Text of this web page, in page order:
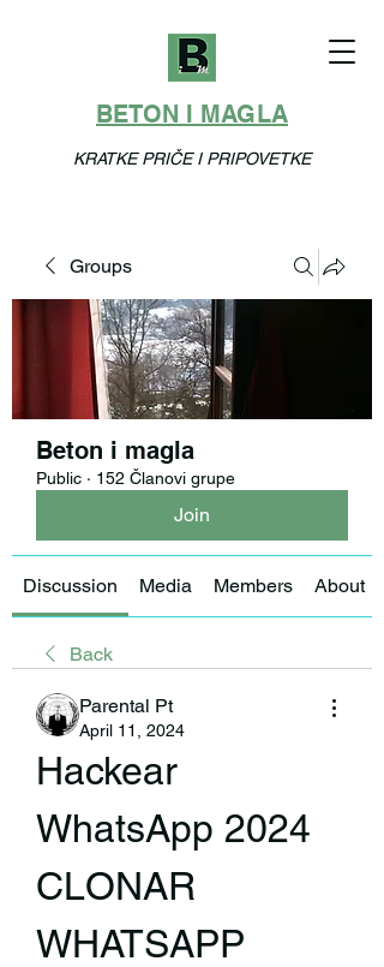
BETON I MAGLA
KRATKE PRIČE I PRIPOVETKE
Groups
Beton i magla
Public · 152 Članovi grupe
Join
Discussion Media Members About
Back
Parental Pt
April 11, 2024
Hackear
WhatsApp 2024
CLONAR
WHATSAPP